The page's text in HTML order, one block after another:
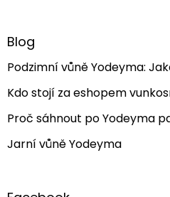
Blog
Podzimní vůně Yodeyma:
Kdo stojí za eshopem
Proč sáhnout po Yodeyma
Jarní vůně Yodeyma